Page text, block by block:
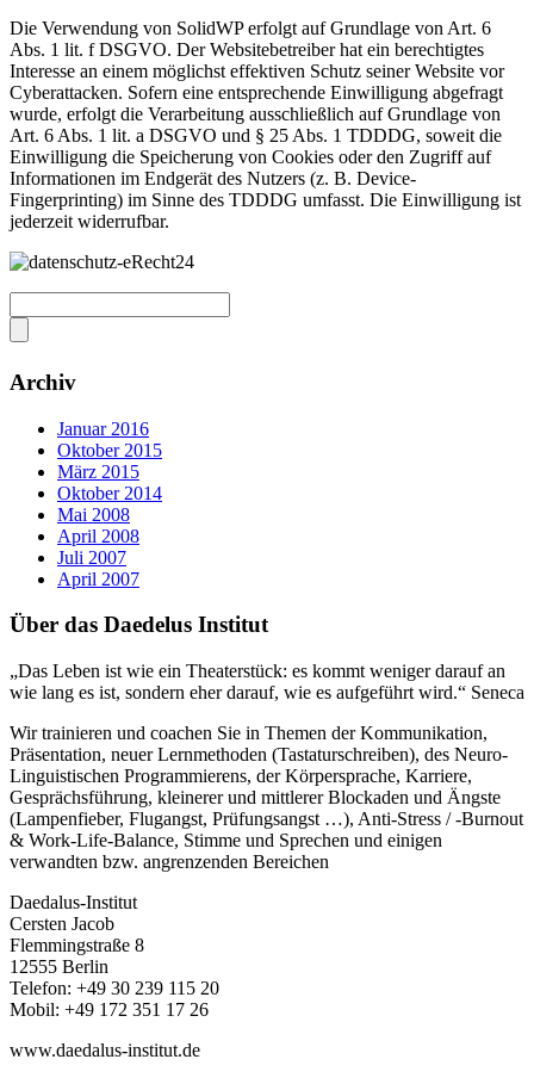
Die Verwendung von SolidWP erfolgt auf Grundlage von Art. 6
Abs. 1 lit. f DSGVO. Der Websitebetreiber hat ein berechtigtes
Interesse an einem möglichst effektiven Schutz seiner Website vor
Cyberattacken. Sofern eine entsprechende Einwilligung abgefragt
wurde, erfolgt die Verarbeitung ausschließlich auf Grundlage von
Art. 6 Abs. 1 lit. a DSGVO und § 25 Abs. 1 TDDDG, soweit die
Einwilligung die Speicherung von Cookies oder den Zugriff auf
Informationen im Endgerät des Nutzers (z. B. Device-
Fingerprinting) im Sinne des TDDDG umfasst. Die Einwilligung ist
jederzeit widerrufbar.
Archiv
Januar 2016
Oktober 2015
März 2015
Oktober 2014
Mai 2008
April 2008
Juli 2007
April 2007
Über das Daedelus Institut
„Das Leben ist wie ein Theaterstück: es kommt weniger darauf an
wie lang es ist, sondern eher darauf, wie es aufgeführt wird.“ Seneca
Wir trainieren und coachen Sie in Themen der Kommunikation,
Präsentation, neuer Lernmethoden (Tastaturschreiben), des Neuro-
Linguistischen Programmierens, der Körpersprache, Karriere,
Gesprächsführung, kleinerer und mittlerer Blockaden und Ängste
(Lampenfieber, Flugangst, Prüfungsangst …), Anti-Stress / -Burnout
& Work-Life-Balance, Stimme und Sprechen und einigen
verwandten bzw. angrenzenden Bereichen
Daedalus-Institut
Cersten Jacob
Flemmingstraße 8
12555 Berlin
Telefon: +49 30 239 115 20
Mobil: +49 172 351 17 26
www.daedalus-institut.de